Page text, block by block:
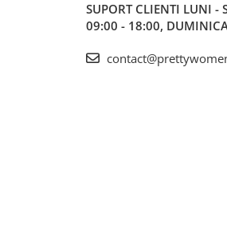
SUPORT CLIENTI LUNI -
09:00 - 18:00,